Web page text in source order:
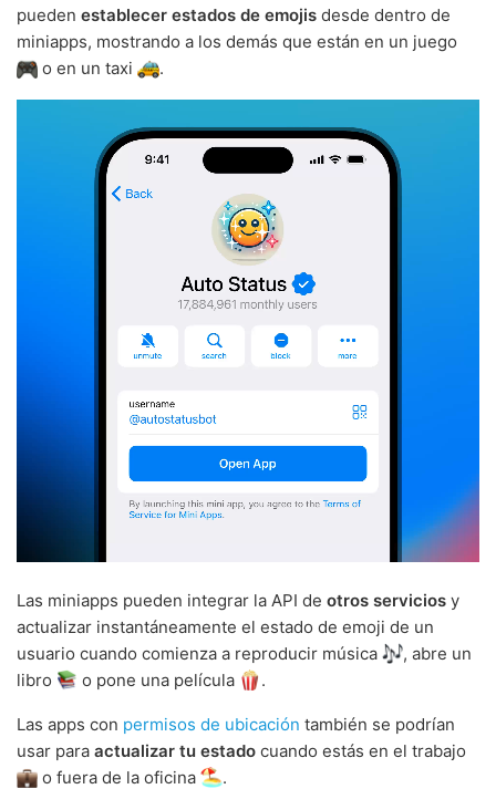
pueden establecer estados de emojis desde dentro de
miniapps, mostrando a los demás que están en un juego
o en un taxi
.
Las miniapps pueden integrar la API de otros servicios y
actualizar instantáneamente el estado de emoji de un
usuario cuando comienza a reproducir música
, abre un
libro
o pone una película .
Las apps con permisos de ubicación también se podrían
usar para actualizar tu estado cuando estás en el trabajo
o fuera de la oficina
.